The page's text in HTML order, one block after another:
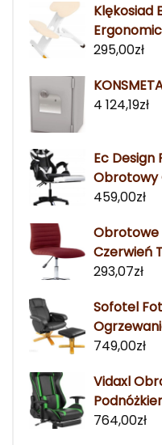
Klękosiad
295,00zł
4 124,19zł
Ec Design
Obrotowy
459,00zł
Obrotowe
Czerwień
293,07zł
Sofotel
749,00zł
Vidaxl
764,00zł